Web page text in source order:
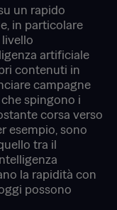
un rapido
in particolare
artificiale
contenuti in
campagne
spingono i
corsa verso
esempio, sono
tra il
la rapidità con
possono